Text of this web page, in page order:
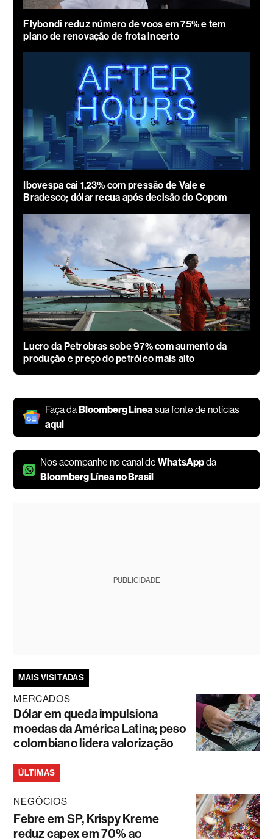
Flybondi reduz número de voos em 75% e tem
plano de renovação de frota incerto
Ibovespa cai 1,23% com pressão de Vale e
Bradesco; dólar recua após decisão do Copom
Lucro da Petrobras sobe 97% com aumento da
produção e preço do petróleo mais alto
Faça daBloomberg Línea sua fonte de notícias
aqui
Nos acompanhe no canal deWhatsAppda
Bloomberg Línea no Brasil
PUBLICIDADE
MAIS VISITADAS
MERCADOS
Dólar em queda impulsiona
moedas da América Latina; peso
colombiano lidera valorização
ÚLTIMAS
NEGÓCIOS
Febre em SP, Krispy Kreme
reduz capex em 70% ao